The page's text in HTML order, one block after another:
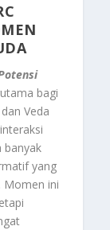
bagi
Veda
banyak
yang
Momen ini